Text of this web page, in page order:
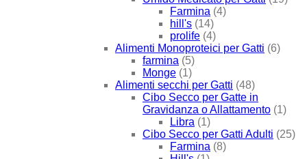
Farmina (4)
hill's (14)
prolife (4)
Alimenti Monoproteici per Gatti (6)
farmina (5)
Monge (1)
Alimenti secchi per Gatti (48)
Cibo Secco per Gatte in
Gravidanza o Allattamento (1)
Libra (1)
Cibo Secco per Gatti Adulti (25)
Farmina (8)